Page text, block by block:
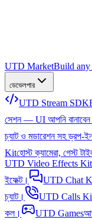
UTD MarketBuild any
ডেভেলপার
UTD Stream SDK
সেশন — UI আপনি
চ্যাট ও মডারেশন সহ ড্রপ-
Kitহোস্ট ক্যামেরা, গেস্ট
UTD Video Effects Kit
ইফেক্ট।
UTD Chat
চ্যাট।
UTD Calls
কল।
UTD Games